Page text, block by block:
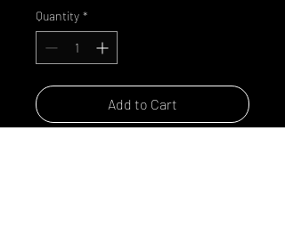
Quantity *
Add to Cart